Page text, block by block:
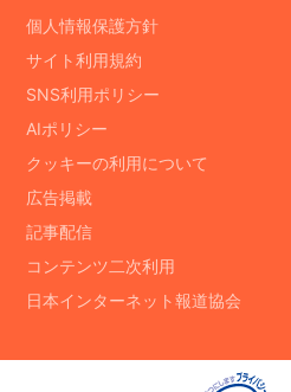
個人情報保護方針
サイト利用規約
SNS利用ポリシー
AIポリシー
クッキーの利用について
広告掲載
記事配信
コンテンツ二次利用
日本インターネット報道協会